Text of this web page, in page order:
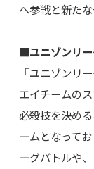
へ参戦と新た
■ユニゾンリ
『ユニゾンリ
エイチームの
必殺技を決め
ームとなって
ーグバトルや